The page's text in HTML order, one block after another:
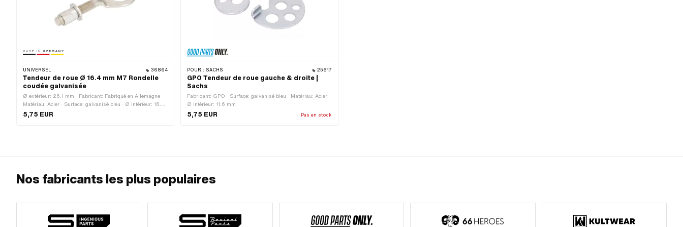
UNIVERSEL 36864
Tendeur de roue Ø 16.4 mm M7 Rondelle
coudée galvanisée
Ø extérieur: 26.1 mm · Fabricant: Fabriqué en Allemagne ·
Matériau: Acier · Surface: galvanisé bleu · Ø intérieur: 16.4
mm · Longueur totale: 70.3 mm · Type de filetage: M7x1
5,75 EUR
POUR : SACHS 25617
GPO Tendeur de roue gauche & droite |
Sachs
Fabricant: GPO · Surface: galvanisé bleu · Matériau: Acier ·
Ø intérieur: 11.6 mm
5,75 EUR Pas en stock
Nos fabricants les plus populaires